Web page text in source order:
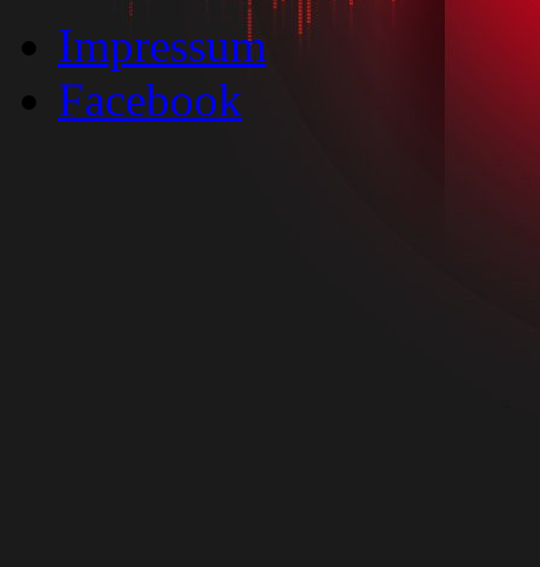
Impressum
Facebook